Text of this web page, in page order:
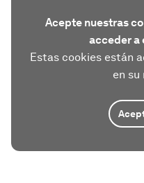
Acepte nuestras
acceder a
Estas cookies están
en su